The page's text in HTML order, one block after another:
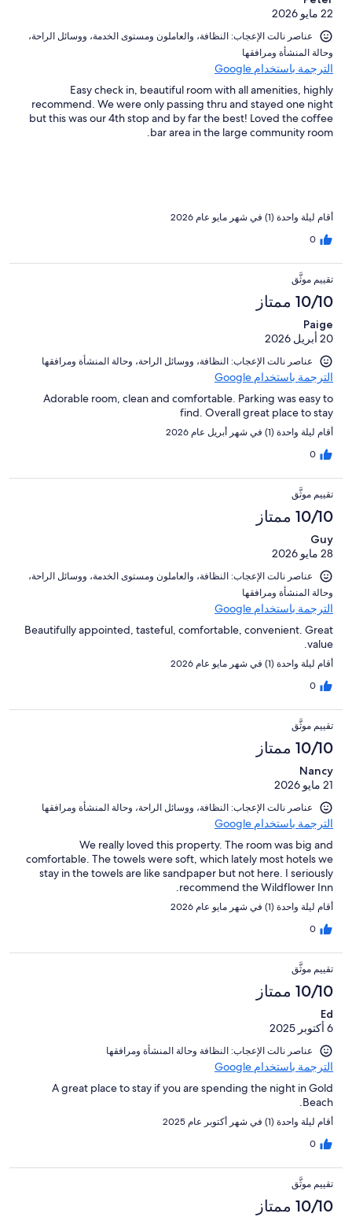
22 مايو 2026
عناصر نالت الإعجاب: ⁦النظافة⁩، و⁦العاملون ومستوى الخدمة⁩، و⁦وسائل الراحة⁩،
و⁦حالة المنشأة ومرافقها⁩
الترجمة باستخدام Google
Easy check in, beautiful room with all amenities, highly
recommend. We were only passing thru and stayed one night
but this was our 4th stop and by far the best! Loved the coffee
bar area in the large community room.
أقام ليلة واحدة (1) في شهر مايو عام 2026
0
تقييم موثَّق
10/10 ممتاز
Paige
20 أبريل 2026
عناصر نالت الإعجاب: ⁦النظافة⁩، و⁦وسائل الراحة⁩، و⁦حالة المنشأة ومرافقها⁩
الترجمة باستخدام Google
Adorable room, clean and comfortable. Parking was easy to
find. Overall great place to stay
أقام ليلة واحدة (1) في شهر أبريل عام 2026
0
تقييم موثَّق
10/10 ممتاز
Guy
28 مايو 2026
عناصر نالت الإعجاب: ⁦النظافة⁩، و⁦العاملون ومستوى الخدمة⁩، و⁦وسائل الراحة⁩،
و⁦حالة المنشأة ومرافقها⁩
الترجمة باستخدام Google
Beautifully appointed, tasteful, comfortable, convenient. Great
value.
أقام ليلة واحدة (1) في شهر مايو عام 2026
0
تقييم موثَّق
10/10 ممتاز
Nancy
21 مايو 2026
عناصر نالت الإعجاب: ⁦النظافة⁩، و⁦وسائل الراحة⁩، و⁦حالة المنشأة ومرافقها⁩
الترجمة باستخدام Google
We really loved this property. The room was big and
comfortable. The towels were soft, which lately most hotels we
stay in the towels are like sandpaper but not here. I seriously
recommend the Wildflower Inn.
أقام ليلة واحدة (1) في شهر مايو عام 2026
0
تقييم موثَّق
10/10 ممتاز
Ed
6 أكتوبر 2025
عناصر نالت الإعجاب: ⁦النظافة⁩ و⁦حالة المنشأة ومرافقها⁩
الترجمة باستخدام Google
A great place to stay if you are spending the night in Gold
Beach.
أقام ليلة واحدة (1) في شهر أكتوبر عام 2025
0
تقييم موثَّق
10/10 ممتاز